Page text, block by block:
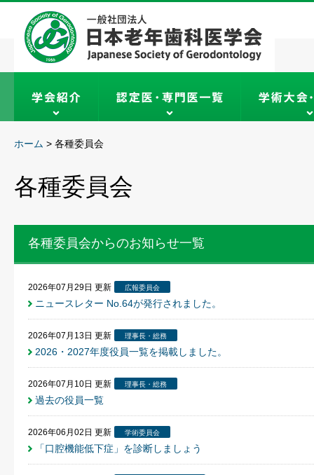
ホーム > 各種委員会
各種委員会
各種委員会からのお知らせ一覧
2026年07月29日 更新 広報委員会
ニュースレター No.64が発行されました。
2026年07月13日 更新 理事長・総務
2026・2027年度役員一覧を掲載しました。
2026年07月10日 更新 理事長・総務
過去の役員一覧
2026年06月02日 更新 学術委員会
「口腔機能低下症」を診断しましょう